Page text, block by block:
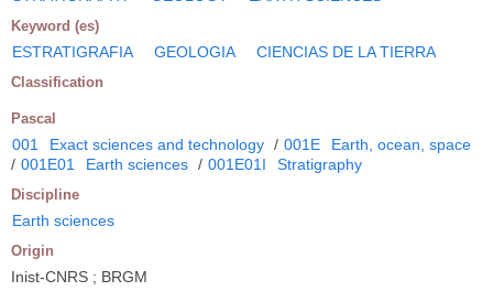
Keyword (es)
ESTRATIGRAFIA GEOLOGIA CIENCIAS DE LA TIERRA
Classification
Pascal
001 Exact sciences and technology / 001E
Earth, ocean, space
/ 001E01 Earth sciences / 001E01I Stratigraphy
Discipline
Earth sciences
Origin
Inist-CNRS ; BRGM